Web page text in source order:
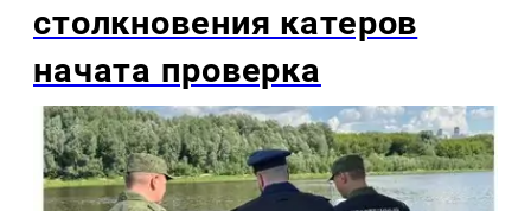
столкновения катеров
начата проверка